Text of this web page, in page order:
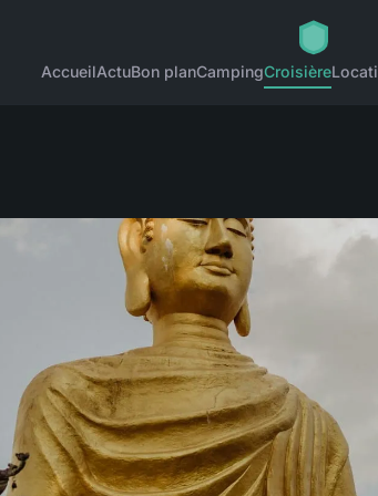
AccueilActuBon planCampingCroisière